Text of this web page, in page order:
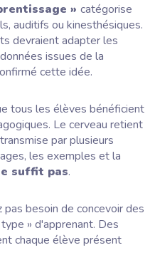
» catégorise
auditifs ou kinesthésiques.
devraient adapter les
issues de la
cette idée.
tous les élèves bénéficient
Le cerveau retient
par plusieurs
les exemples et la
suffit pas.
besoin de concevoir des
» d'apprenant. Des
chaque élève présent